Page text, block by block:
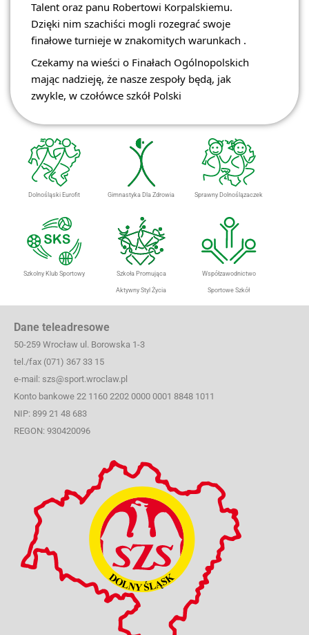
Talent oraz panu Robertowi Korpalskiemu.
Dzięki nim szachiści mogli rozegrać swoje
finałowe turnieje w znakomitych warunkach .
Czekamy na wieści o Finałach Ogólnopolskich
mając nadzieję, że nasze zespoły będą, jak
zwykle, w czołówce szkół Polski
Dolnośląski Eurofit Gimnastyka Dla Zdrowia Sprawny Dolnoślązaczek
Szkolny Klub Sportowy Szkoła Promująca
Aktywny Styl Życia
Współzawodnictwo
Sportowe Szkół
Dane teleadresowe
50-259 Wrocław ul. Borowska 1-3
tel./fax (071) 367 33 15
e-mail: szs@sport.wroclaw.pl
Konto bankowe 22 1160 2202 0000 0001 8848 1011
NIP: 899 21 48 683
REGON: 930420096